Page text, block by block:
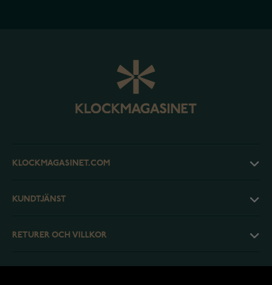
KLOCKMAGASINET.COM
KUNDTJÄNST
RETURER OCH VILLKOR